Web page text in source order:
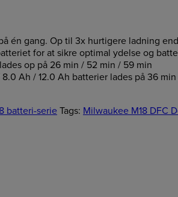
én gang. Op til 3x hurtigere ladning end
for at sikre optimal ydelse og
op på 26 min / 52 min / 59 min
8.0 Ah / 12.0 Ah batterier lades på 36
batteri-serieTags: Milwaukee M18 DFC